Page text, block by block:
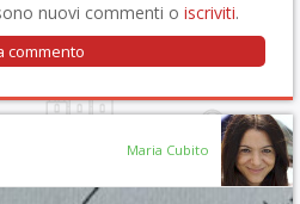
nuovi commenti o iscriviti.
Maria Cubito